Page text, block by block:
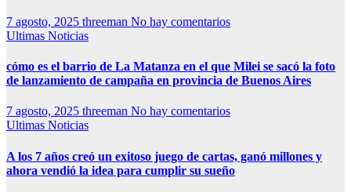
7 agosto, 2025 threeman No hay comentarios
Ultimas Noticias
cómo es el barrio de La Matanza en el que Milei se sacó la foto
de lanzamiento de campaña en provincia de Buenos Aires
7 agosto, 2025 threeman No hay comentarios
Ultimas Noticias
A los 7 años creó un exitoso juego de cartas, ganó millones y
ahora vendió la idea para cumplir su sueño